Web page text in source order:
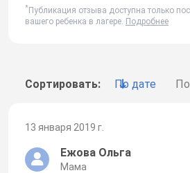
Сортировать: По дате
13 января 2019 г.
Ежова Ольга
Мама
* Публикация отзыва доступна только
вашего ребенка в лагере. Подробнее